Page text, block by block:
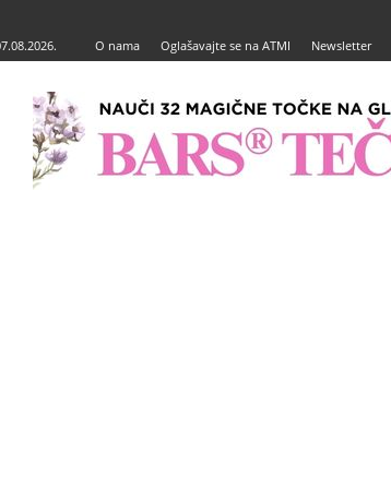
O nama Oglašavajte se na ATMI Newsletter